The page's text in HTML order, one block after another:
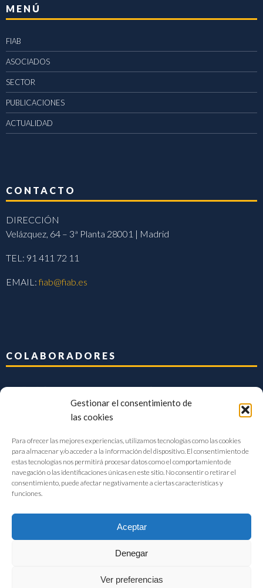
Gestionar el consentimiento de
las cookies
Para ofrecer las mejores experiencias, utilizamos tecnologías como las cookies
para almacenar y/o acceder a la información del dispositivo. El consentimiento de
estas tecnologías nos permitirá procesar datos como el comportamiento de
navegación o las identificaciones únicas en este sitio. No consentir o retirar el
consentimiento, puede afectar negativamente a ciertas características y
funciones.
Aceptar
Denegar
Ver preferencias
MENÚ
FIAB
ASOCIADOS
SECTOR
PUBLICACIONES
ACTUALIDAD
CONTACTO
DIRECCIÓN
Velázquez, 64 – 3ª Planta 28001 | Madrid
TEL: 91 411 72 11
EMAIL:fiab@fiab.es
COLABORADORES
FIAB Federación Española de Industrias de la Alimentación y Bebidas